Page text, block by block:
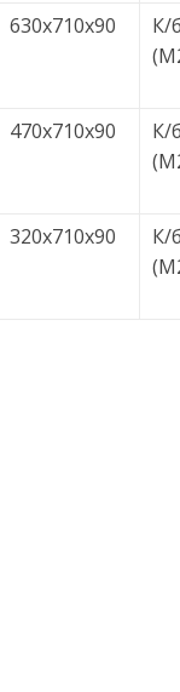
630х710х90
К/
470х710х90
К/
320х710х90
К/